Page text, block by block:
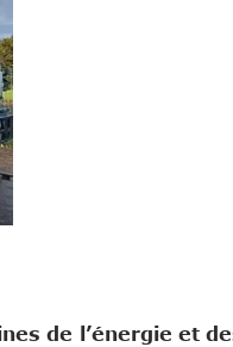
de l’énergie et